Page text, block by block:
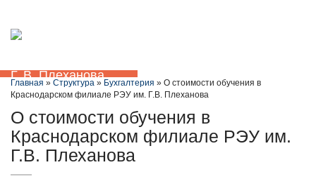
Главная » Структура » Бухгалтерия » О стоимости обучения в
Краснодарском филиале РЭУ им. Г.В. Плеханова
О стоимости обучения в
Краснодарском филиале РЭУ им.
Г.В. Плеханова